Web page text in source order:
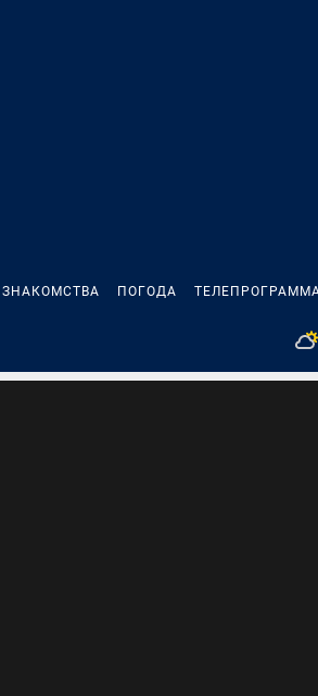
ЗНАКОМСТВА ПОГОДА